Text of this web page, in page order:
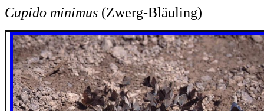
Cupido minimus (Zwerg-Bläuling)